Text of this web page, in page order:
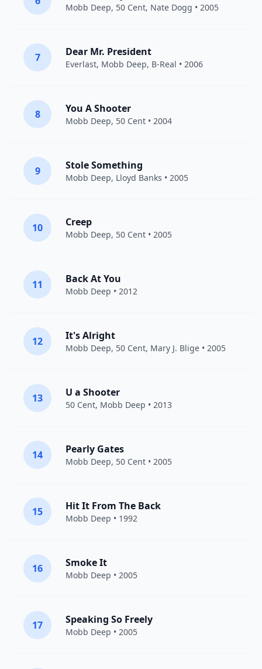
Mobb Deep, 50 Cent, Nate Dogg • 2005
7 Dear Mr. President
Everlast, Mobb Deep, B-Real • 2006
8 You A Shooter
Mobb Deep, 50 Cent • 2004
9 Stole Something
Mobb Deep, Lloyd Banks • 2005
10 Creep
Mobb Deep, 50 Cent • 2005
11 Back At You
Mobb Deep • 2012
12 It's Alright
Mobb Deep, 50 Cent, Mary J. Blige • 2005
13 U a Shooter
50 Cent, Mobb Deep • 2013
14 Pearly Gates
Mobb Deep, 50 Cent • 2005
15 Hit It From The Back
Mobb Deep • 1992
16 Smoke It
Mobb Deep • 2005
17 Speaking So Freely
Mobb Deep • 2005